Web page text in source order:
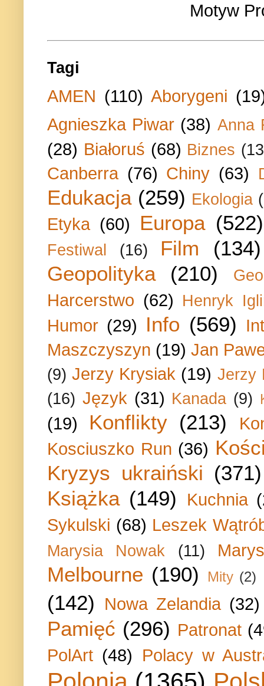
Motyw
Tagi
AMEN (110) Aborygeni
Agnieszka Piwar (38) Anna
(28) Białoruś (68) Biznes
Canberra (76) Chiny (63)
Edukacja (259) Ekologia
Etyka (60) Europa (522)
Festiwal (16) Film
(134)
Geopolityka
(210)
Harcerstwo (62) Henryk
Humor (29) Info (569)
Maszczyszyn (19) Jan
(9) Jerzy Krysiak (19) Jerzy
(16) Język (31) Kanada (9)
(19) Konflikty (213)
Kosciuszko Run (36)
Kryzys ukraiński (371)
Książka (149) Kuchnia
Sykulski (68) Leszek
Marysia Nowak (11)
Melbourne (190) Mity (2)
(142) Nowa Zelandia (32)
Pamięć (296) Patronat
PolArt (48) Polacy w